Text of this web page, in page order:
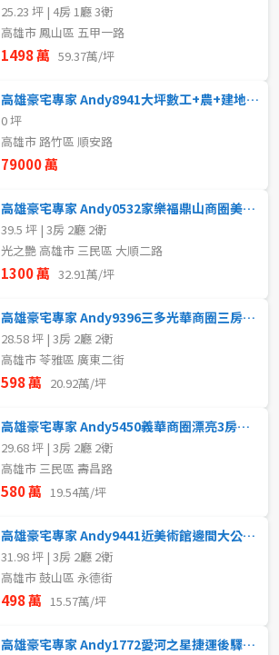
25.23 坪 | 4房 1廳 3衛
高雄市 鳳山區 五甲一路
1498 萬 59.37萬/坪
高雄豪宅專家 Andy8941大坪數工+農+建地+廠房+天車
0 坪
高雄市 路竹區 順安路
79000 萬
高雄豪宅專家 Andy0532家樂福鼎山商圈美3房車位
39.5 坪 | 3房 2廳 2衛
光之艷 高雄市 三民區 大順二路
1300 萬 32.91萬/坪
高雄豪宅專家 Andy9396三多光華商圈三房美寓
28.58 坪 | 3房 2廳 2衛
高雄市 苓雅區 廣東二街
598 萬 20.92萬/坪
高雄豪宅專家 Andy5450義華商圈漂亮3房公寓
29.68 坪 | 3房 2廳 2衛
高雄市 三民區 壽昌路
580 萬 19.54萬/坪
高雄豪宅專家 Andy9441近美術館邊間大公寓四樓
31.98 坪 | 3房 2廳 2衛
高雄市 鼓山區 永德街
498 萬 15.57萬/坪
高雄豪宅專家 Andy1772愛河之星捷運後驛收租自住透天